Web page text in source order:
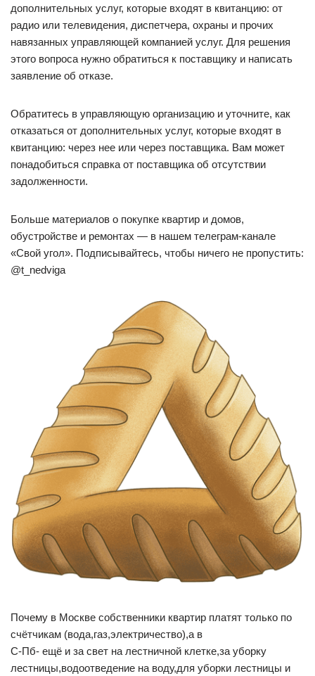
дополнительных услуг, которые входят в квитанцию: от
радио или телевидения, диспетчера, охраны и прочих
навязанных управляющей компанией услуг. Для решения
этого вопроса нужно обратиться к поставщику и написать
заявление об отказе.
Обратитесь в управляющую организацию и уточните, как
отказаться от дополнительных услуг, которые входят в
квитанцию: через нее или через поставщика. Вам может
понадобиться справка от поставщика об отсутствии
задолженности.
Больше материалов о покупке квартир и домов,
обустройстве и ремонтах — в нашем телеграм-канале
«Свой угол». Подписывайтесь, чтобы ничего не пропустить:
@t_nedviga
Почему в Москве собственники квартир платят только по
счётчикам (вода,газ,электричество),а в
С-Пб- ещё и за свет на лестничной клетке,за уборку
лестницы,водоотведение на воду,для уборки лестницы и